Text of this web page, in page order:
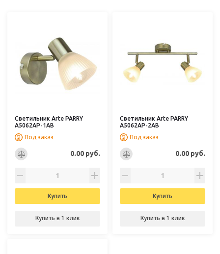
Светильник Arte PARRY
A5062AP-1AB
Под заказ
0.00 руб.
Купить
Купить в 1 клик
Светильник Arte PARRY
A5062AP-2AB
Под заказ
0.00 руб.
Купить
Купить в 1 клик